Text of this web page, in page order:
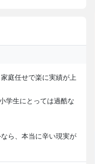
庭任せで楽に実績が上
学生にとっては過酷な
ら、本当に辛い現実が